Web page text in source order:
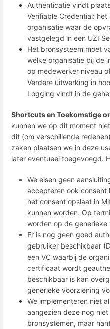
Authenticatie vindt
Verifiable Credential: het
organisatie waar de
vastgelegd in een UZI
Het bronsysteem moet
welke organisatie bij de
op medewerker niveau
Verdere uitwerking in
Logging vindt in de
Shortcuts en Toekomstige
kunnen we op dit moment
dit (om verschillende
zaken plaatsen we in deze
later eventueel toegevoegd.
We eisen geen
accepteren ook consent
het consent opslaat in
kunnen worden. Op
worden op de generieke
Er is nog geen goed
gebruiker beschikbaar
een VC waarbij de
certificaat wordt
beschikbaar is kan
generieke voorziening
We implementeren niet
aangezien deze nog
bronsystemen, maar